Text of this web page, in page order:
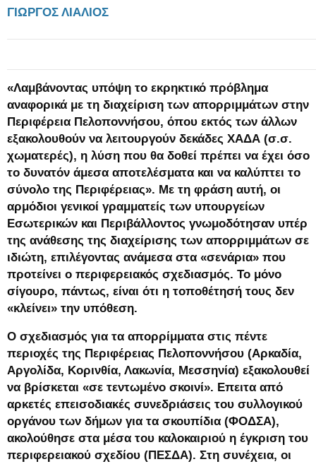
ΓΙΩΡΓΟΣ ΛΙΑΛΙΟΣ
«Λαμβάνοντας υπόψη το εκρηκτικό πρόβλημα
αναφορικά με τη διαχείριση των απορριμμάτων στην
Περιφέρεια Πελοποννήσου, όπου εκτός των άλλων
εξακολουθούν να λειτουργούν δεκάδες ΧΑΔΑ (σ.σ.
χωματερές), η λύση που θα δοθεί πρέπει να έχει όσο
το δυνατόν άμεσα αποτελέσματα και να καλύπτει το
σύνολο της Περιφέρειας». Με τη φράση αυτή, οι
αρμόδιοι γενικοί γραμματείς των υπουργείων
Εσωτερικών και Περιβάλλοντος γνωμοδότησαν υπέρ
της ανάθεσης της διαχείρισης των απορριμμάτων σε
ιδιώτη, επιλέγοντας ανάμεσα στα «σενάρια» που
προτείνει ο περιφερειακός σχεδιασμός. Το μόνο
σίγουρο, πάντως, είναι ότι η τοποθέτησή τους δεν
«κλείνει» την υπόθεση.
Ο σχεδιασμός για τα απορρίμματα στις πέντε
περιοχές της Περιφέρειας Πελοποννήσου (Αρκαδία,
Αργολίδα, Κορινθία, Λακωνία, Μεσσηνία) εξακολουθεί
να βρίσκεται «σε τεντωμένο σκοινί». Επειτα από
αρκετές επεισοδιακές συνεδριάσεις του συλλογικού
οργάνου των δήμων για τα σκουπίδια (ΦΟΔΣΑ),
ακολούθησε στα μέσα του καλοκαιριού η έγκριση του
περιφερειακού σχεδίου (ΠΕΣΔΑ). Στη συνέχεια, οι